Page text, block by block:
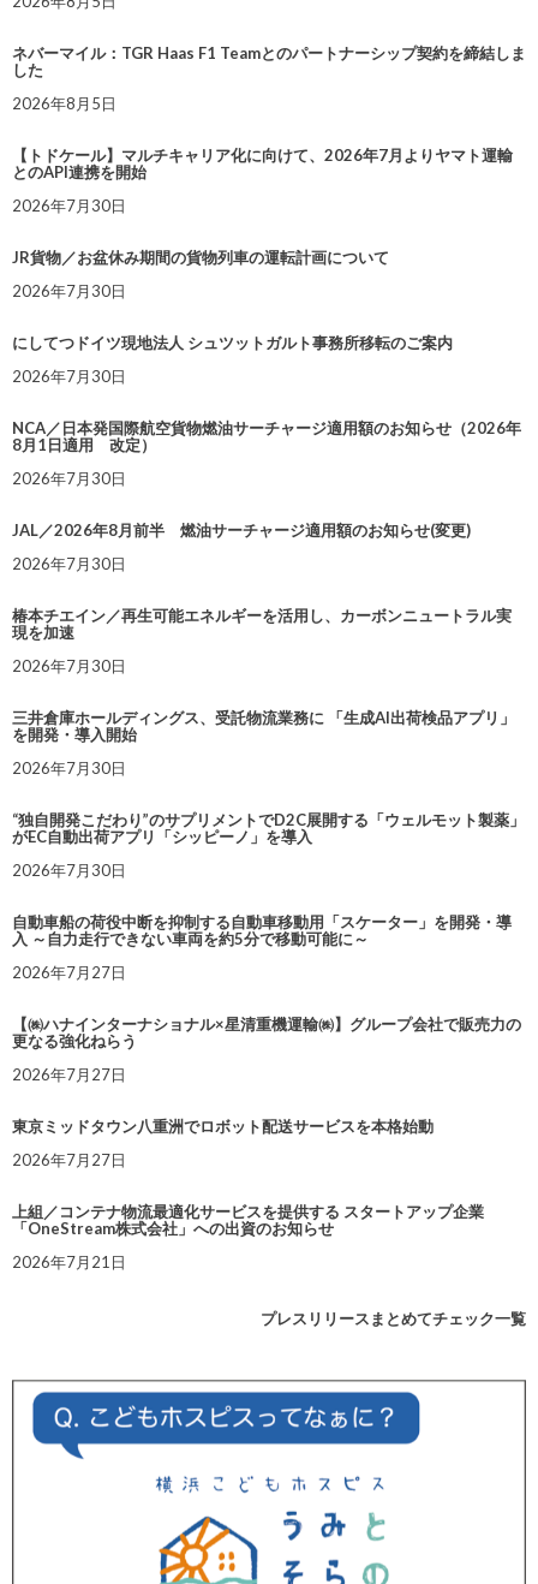
ネバーマイル：TGR Haas F1 Teamとのパートナーシップ契約を締結しま
した
2026年8月5日
【トドケール】マルチキャリア化に向けて、2026年7月よりヤマト運輸
とのAPI連携を開始
2026年7月30日
JR貨物／お盆休み期間の貨物列車の運転計画について
2026年7月30日
にしてつドイツ現地法人 シュツットガルト事務所移転のご案内
2026年7月30日
NCA／日本発国際航空貨物燃油サーチャージ適用額のお知らせ（2026年
8月1日適用 改定）
2026年7月30日
JAL／2026年8月前半 燃油サーチャージ適用額のお知らせ(変更)
2026年7月30日
椿本チエイン／再生可能エネルギーを活用し、カーボンニュートラル実
現を加速
2026年7月30日
三井倉庫ホールディングス、受託物流業務に 「生成AI出荷検品アプリ」
を開発・導入開始
2026年7月30日
“独自開発こだわり”のサプリメントでD2C展開する「ウェルモット製薬」
がEC自動出荷アプリ「シッピーノ」を導入
2026年7月30日
自動車船の荷役中断を抑制する自動車移動用「スケーター」を開発・導
入 ～自力走行できない車両を約5分で移動可能に～
2026年7月27日
【㈱ハナインターナショナル×星清重機運輸㈱】グループ会社で販売力の
更なる強化ねらう
2026年7月27日
東京ミッドタウン八重洲でロボット配送サービスを本格始動
2026年7月27日
上組／コンテナ物流最適化サービスを提供する スタートアップ企業
「OneStream株式会社」への出資のお知らせ
2026年7月21日
プレスリリースまとめてチェック一覧